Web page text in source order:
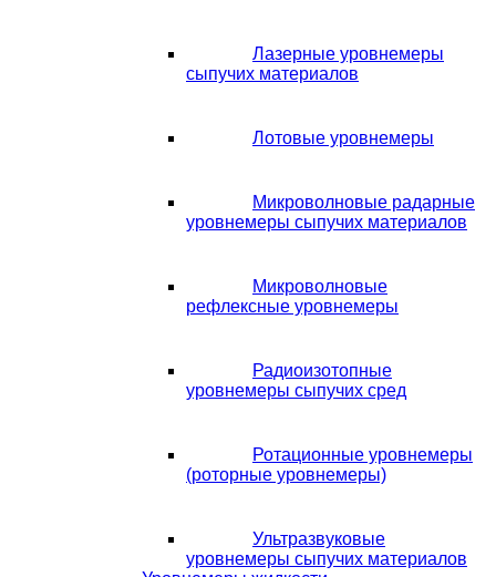
Лазерные уровнемеры
сыпучих материалов
Лотовые уровнемеры
Микроволновые радарные
уровнемеры сыпучих материалов
Микроволновые
рефлексные уровнемеры
Радиоизотопные
уровнемеры сыпучих сред
Ротационные уровнемеры
(роторные уровнемеры)
Ультразвуковые
уровнемеры сыпучих материалов